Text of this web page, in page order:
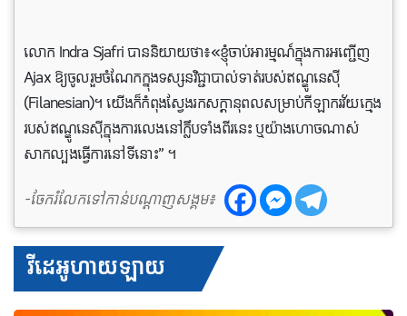
លោក Indra Sjafri បាន​និយាយថា៖«ខ្ញុំចាប់អារម្មណ៍ក្នុងការអញ្ជើញ
Ajax ឱ្យចូលរួមចំណែកក្នុងទស្សនវិជ្ជាបាល់ទាត់របស់ឥណ្ឌូនេស៊ី
(Filanesian)។ យើងក៏កំពុងស្វែងរកសក្តានុពលសម្រាប់កីឡាករវ័យក្មេង
របស់ឥណ្ឌូនេស៊ីក្នុងការលេងនៅក្លឹបទាំងពីរនេះ ឬយ៉ាងហោចណាស់
សាកល្បងធ្វើការនៅទីនោះ” ។
-ចែករំលែកទៅកាន់បណ្តាញសង្គម៖
វីដេអូហាយឡាយ